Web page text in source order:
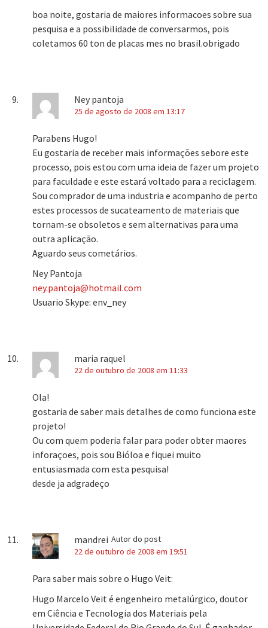
boa noite, gostaria de maiores informacoes sobre sua
pesquisa e a possibilidade de conversarmos, pois
coletamos 60 ton de placas mes no brasil.obrigado
Ney pantoja
25 de agosto de 2008 em 13:17
Parabens Hugo!
Eu gostaria de receber mais informações sebore este
processo, pois estou com uma ideia de fazer um projeto
para faculdade e este estará voltado para a reciclagem.
Sou comprador de uma industria e acompanho de perto
estes processos de sucateamento de materiais que
tornam-se obsoletos e sem alternativas para uma
outra aplicação.
Aguardo seus cometários.
Ney Pantoja
ney.pantoja@hotmail.com
Usuario Skype: env_ney
maria raquel
22 de outubro de 2008 em 11:33
Ola!
gostaria de saber mais detalhes de como funciona este
projeto!
Ou com quem poderia falar para poder obter maores
inforaçoes, pois sou Bióloa e fiquei muito
entusiasmada com esta pesquisa!
desde ja adgradeço
mandrei Autor do post
22 de outubro de 2008 em 19:51
Para saber mais sobre o Hugo Veit:
Hugo Marcelo Veit é engenheiro metalúrgico, doutor
em Ciência e Tecnologia dos Materiais pela